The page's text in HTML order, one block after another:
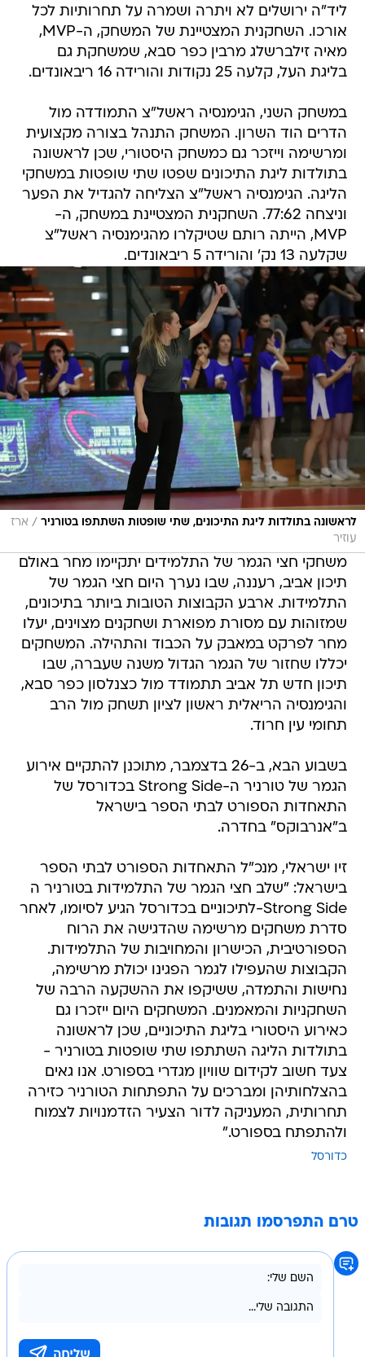
ליד"ה ירושלים לא ויתרה ושמרה על תחרותיות לכל
אורכו. השחקנית המצטיינת של המשחק, ה-MVP,
מאיה זילברשלג מרבין כפר סבא, שמשחקת גם
בליגת העל, קלעה 25 נקודות והורידה 16 ריבאונדים.
במשחק השני, הגימנסיה ראשל"צ התמודדה מול
הדרים הוד השרון. המשחק התנהל בצורה מקצועית
ומרשימה וייזכר גם כמשחק היסטורי, שכן לראשונה
בתולדות ליגת התיכונים שפטו שתי שופטות במשחקי
הליגה. הגימנסיה ראשל"צ הצליחה להגדיל את הפער
וניצחה 77:62. השחקנית המצטיינת במשחק, ה-
MVP, הייתה רותם שטיקלרו מהגימנסיה ראשל"צ
שקלעה 13 נק' והורידה 5 ריבאונדים.
לראשונה בתולדות ליגת התיכונים, שתי שופטות השתתפו בטורניר / ארז
עוזיר
משחקי חצי הגמר של התלמידים יתקיימו מחר באולם
תיכון אביב, רעננה, שבו נערך היום חצי הגמר של
התלמידות. ארבע הקבוצות הטובות ביותר בתיכונים,
שמזוהות עם מסורת מפוארת ושחקנים מצוינים, יעלו
מחר לפרקט במאבק על הכבוד והתהילה. המשחקים
יכללו שחזור של הגמר הגדול משנה שעברה, שבו
תיכון חדש תל אביב תתמודד מול כצנלסון כפר סבא,
והגימנסיה הריאלית ראשון לציון תשחק מול הרב
תחומי עין חרוד.
בשבוע הבא, ב-26 בדצמבר, מתוכנן להתקיים אירוע
הגמר של טורניר ה-Strong Side בכדורסל של
התאחדות הספורט לבתי הספר בישראל
ב"אנרבוקס" בחדרה.
זיו ישראלי, מנכ"ל התאחדות הספורט לבתי הספר
בישראל: "שלב חצי הגמר של התלמידות בטורניר ה
Strong Side-לתיכוניים בכדורסל הגיע לסיומו, לאחר
סדרת משחקים מרשימה שהדגישה את הרוח
הספורטיבית, הכישרון והמחויבות של התלמידות.
הקבוצות שהעפילו לגמר הפגינו יכולת מרשימה,
נחישות והתמדה, ששיקפו את ההשקעה הרבה של
השחקניות והמאמנים. המשחקים היום ייזכרו גם
כאירוע היסטורי בליגת התיכוניים, שכן לראשונה
בתולדות הליגה השתתפו שתי שופטות בטורניר -
צעד חשוב לקידום שוויון מגדרי בספורט. אנו גאים
בהצלחותיהן ומברכים על התפתחות הטורניר כזירה
תחרותית, המעניקה לדור הצעיר הזדמנויות לצמוח
ולהתפתח בספורט."
כדורסל
טרם התפרסמו תגובות